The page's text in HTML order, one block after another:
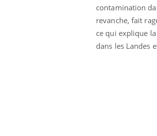
contamination
revanche, fait
ce qui explique
dans les Landes